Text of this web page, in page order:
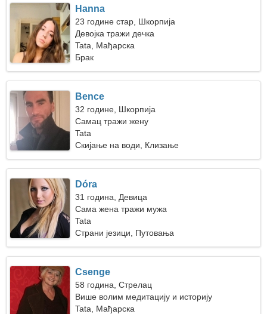
Hanna
23 године стар, Шкорпија
Девојка тражи дечка
Tata, Мађарска
Брак
Bence
32 године, Шкорпија
Самац тражи жену
Tata
Скијање на води, Клизање
Dóra
31 година, Девица
Сама жена тражи мужа
Tata
Страни језици, Путовања
Csenge
58 година, Стрелац
Више волим медитацију и историју
Tata, Мађарска